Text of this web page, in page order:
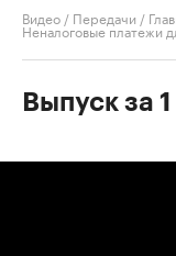
Видео / Передачи /
Неналоговые платежи
Выпуск за